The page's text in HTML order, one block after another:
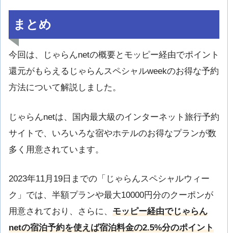
まとめ
今回は、じゃらんnetの概要とモッピー経由でポイント
還元がもらえるじゃらんスペシャルweekのお得な予約
方法について解説しました。
じゃらんnetは、国内最大級のインターネット旅行予約
サイトで、いろいろな宿やホテルのお得なプランが数
多く用意されています。
2023年11月19日までの「じゃらんスペシャルウィー
ク」では、半額プランや最大10000円分のクーポンが
用意されており、さらに、 モッピー経由でじゃらん
netの宿泊予約を使えば宿泊料金の2.5%分のポイント